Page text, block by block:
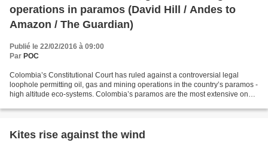
operations in paramos (David Hill / Andes to
Amazon / The Guardian)
Publié le 22/02/2016 à 09:00
Par POC
Colombia’s Constitutional Court has ruled against a controversial legal
loophole permitting oil, gas and mining operations in the country’s paramos -
high altitude eco-systems. Colombia’s paramos are the most extensive on
Kites rise against the wind